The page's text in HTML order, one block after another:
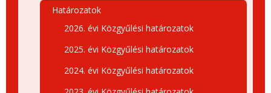
Határozatok
2026. évi Közgyűlési határozatok
2025. évi Közgyűlési határozatok
2024. évi Közgyűlési határozatok